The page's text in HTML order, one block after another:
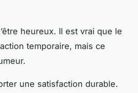
heureux. Il est vrai que le
temporaire, mais ce
une satisfaction durable.